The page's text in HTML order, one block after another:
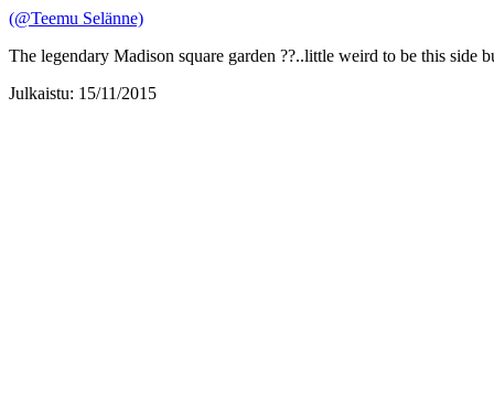
(@Teemu Selänne)
The legendary Madison square garden ??..little weird to be this side
Julkaistu: 15/11/2015